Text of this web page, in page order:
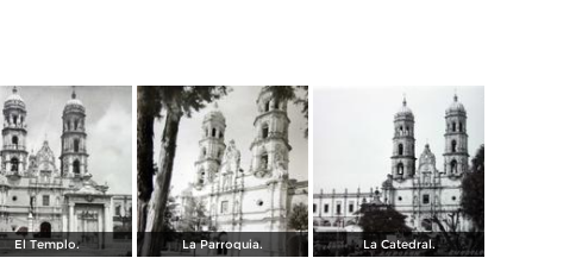
El Templo. La Parroquia. La Catedral.